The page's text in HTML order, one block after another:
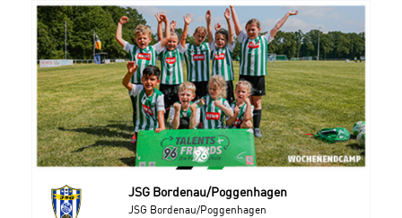
JSG Bordenau/Poggenhagen
JSG Bordenau/Poggenhagen